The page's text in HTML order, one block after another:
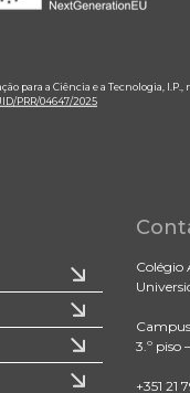
para a Ciência e a Tecnologia,
PRR/04647/2025
Colégio
3.º piso
+351 21